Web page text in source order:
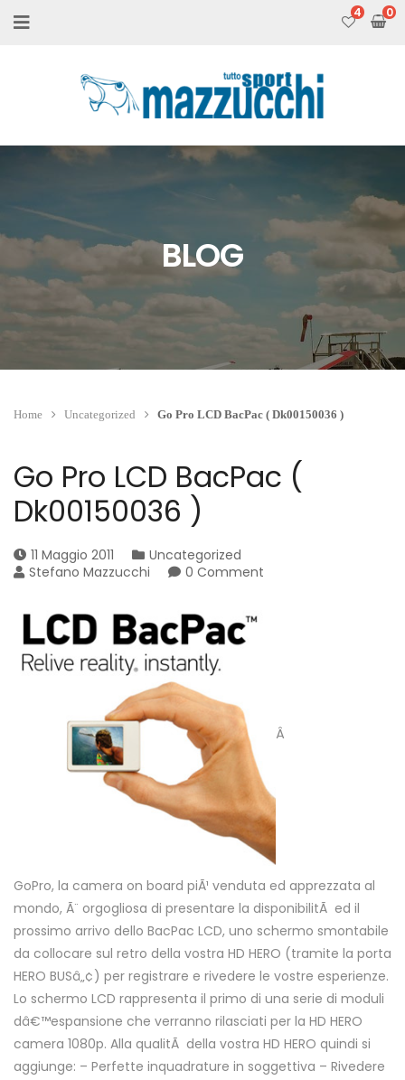
4
BLOG
Home Uncategorized Go Pro LCD BacPac ( Dk00150036 )
Go Pro LCD BacPac (
Dk00150036 )
11 Maggio 2011
Uncategorized
Stefano Mazzucchi
0 Comment
Â
GoPro, la camera on board piÃ¹ venduta ed apprezzata al
mondo, Ã¨ orgogliosa di presentare la disponibilitÃ ed il
prossimo arrivo dello BacPac LCD, uno schermo smontabile
da collocare sul retro della vostra HD HERO (tramite la porta
HERO BUSâ„¢) per registrare e rivedere le vostre esperienze.
Lo schermo LCD rappresenta il primo di una serie di moduli
dâ€™espansione che verranno rilasciati per la HD HERO
camera 1080p. Alla qualitÃ della vostra HD HERO quindi si
aggiunge: – Perfette inquadrature in soggettiva – Rivedere